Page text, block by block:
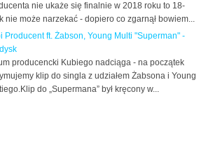
nie ukaże się finalnie w 2018 roku to 18-
nie może narzekać - dopiero co zgarnął bowiem...
Producent ft. Żabson, Young Multi "Superman" -
producencki Kubiego nadciąga - na początek
klip do singla z udziałem Żabsona i Young
do „Supermana” był kręcony w...